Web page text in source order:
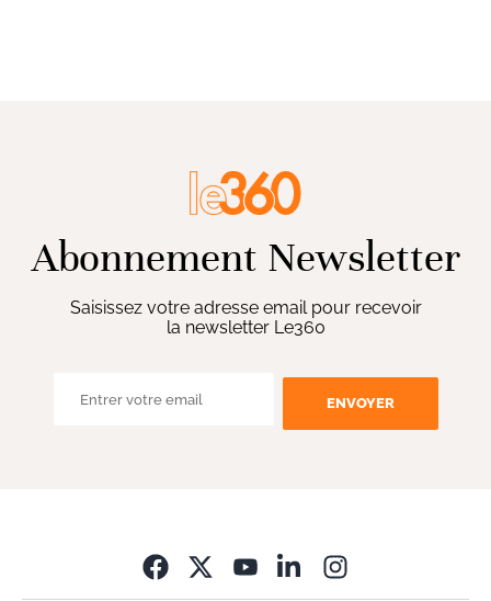
Abonnement Newsletter
Saisissez votre adresse email pour recevoir
la newsletter Le360
ENVOYER